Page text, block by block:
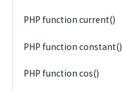
PHP function current()
PHP function constant()
PHP function cos()